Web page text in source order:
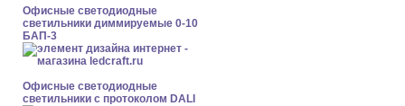
Офисные светодиодные
светильники диммируемые 0-10
БАП-3
Офисные светодиодные
светильники с протоколом DALI